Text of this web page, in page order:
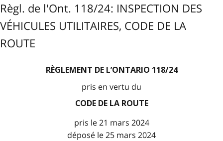
Règl. de l'Ont. 118/24: INSPECTION DES
VÉHICULES UTILITAIRES, CODE DE LA
ROUTE
RÈGLEMENT DE L’ONTARIO 118/24
pris en vertu du
CODE DE LA ROUTE
pris le 21 mars 2024
déposé le 25 mars 2024